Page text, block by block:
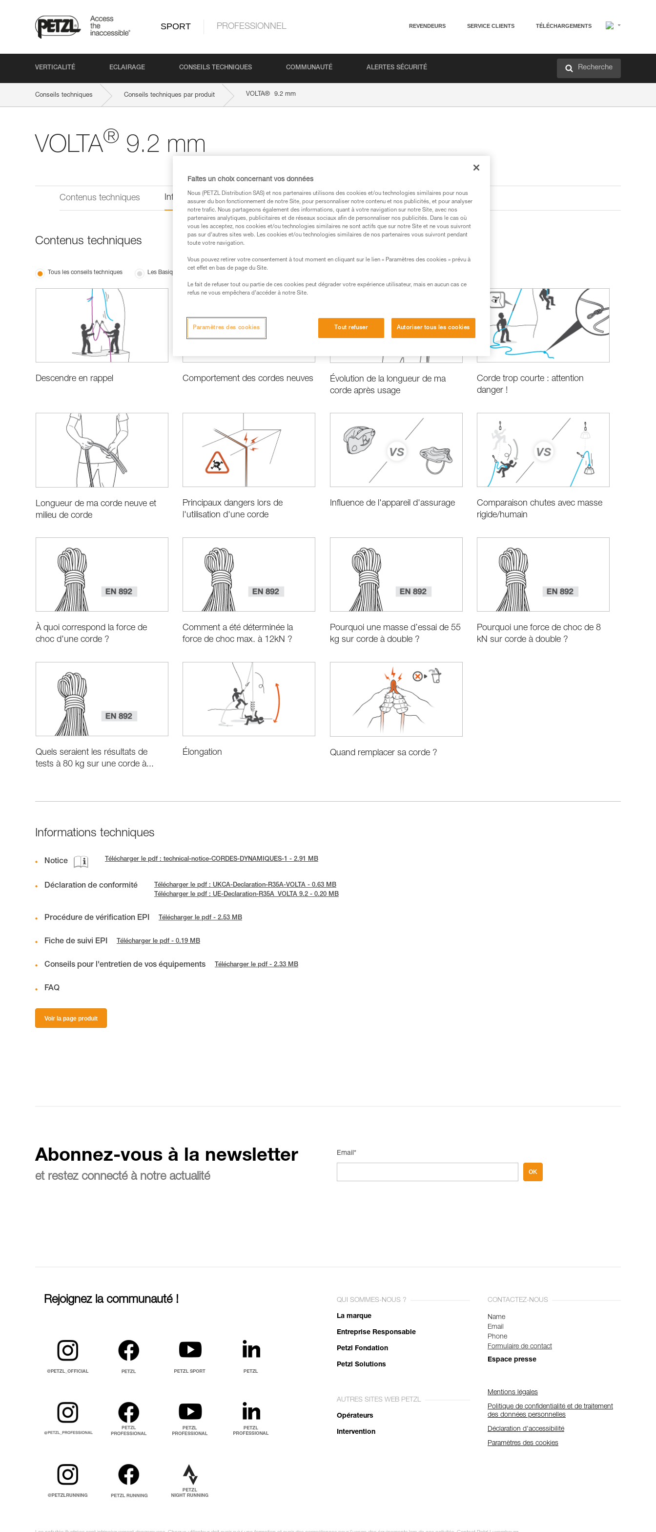
SPORT PROFESSIONNEL REVENDEURS SERVICE CLIENTS TÉLÉCHARGEMENTS
VERTICALITÉ ECLAIRAGE CONSEILS TECHNIQUES COMMUNAUTÉ ALERTES SÉCURITÉ Recherche
Conseils techniques Conseils techniques par produit VOLTA® 9.2 mm
VOLTA® 9.2 mm
Contenus techniques Informations techniques
Contenus techniques
Tous les conseils techniques Les Basiques Performance et information produits
Descendre en rappel Comportement des cordes neuves
Évolution de la longueur de ma
corde après usage
Corde trop courte : attention
danger !
Longueur de ma corde neuve et
milieu de corde
Principaux dangers lors de
l'utilisation d'une corde
Influence de l'appareil d'assurage
Comparaison chutes avec masse
rigide/humain
À quoi correspond la force de
choc d'une corde ?
Comment a été déterminée la
force de choc max. à 12kN ?
Pourquoi une masse d’essai de 55
kg sur corde à double ?
Pourquoi une force de choc de 8
kN sur corde à double ?
Quels seraient les résultats de
tests à 80 kg sur une corde à...
Élongation Quand remplacer sa corde ?
Informations techniques
Notice Télécharger le pdf : technical-notice-CORDES-DYNAMIQUES-1 - 2.91 MB
Déclaration de conformité
Télécharger le pdf : UKCA-Declaration-R35A-VOLTA - 0.63 MB
Télécharger le pdf : UE-Declaration-R35A_VOLTA 9.2 - 0.20 MB
Procédure de vérification EPI Télécharger le pdf - 2.53 MB
Fiche de suivi EPI Télécharger le pdf - 0.19 MB
Conseils pour l'entretien de vos équipements Télécharger le pdf - 2.33 MB
FAQ
Voir la page produit
Abonnez-vous à la newsletter
et restez connecté à notre actualité
Email*
OK
Rejoignez la communauté ! QUI SOMMES-NOUS ?
La marque
Entreprise Responsable
Petzl Fondation
Petzl Solutions
AUTRES SITES WEB PETZL
Opérateurs
Intervention
CONTACTEZ-NOUS
Name
Email
Phone
Formulaire de contact
Espace presse
Mentions légales
Politique de confidentialité et de traitement
des données personnelles
Déclaration d'accessibilité
Paramètres des cookies
Faites un choix concernant vos données
Nous (PETZL Distribution SAS) et nos partenaires utilisons des cookies et/ou technologies similaires pour nous
assurer du bon fonctionnement de notre Site, pour personnaliser notre contenu et nos publicités, et pour analyser
notre trafic. Nous partageons également des informations, quant à votre navigation sur notre Site, avec nos
partenaires analytiques, publicitaires et de réseaux sociaux afin de personnaliser nos publicités. Dans le cas où
vous les acceptez, nos cookies et/ou technologies similaires ne sont actifs que sur notre Site et ne vous suivront
pas sur d’autres sites web. Les cookies et/ou technologies similaires de nos partenaires vous suivront pendant
toute votre navigation.
Vous pouvez retirer votre consentement à tout moment en cliquant sur le lien « Paramètres des cookies » prévu à
cet effet en bas de page du Site.
Le fait de refuser tout ou partie de ces cookies peut dégrader votre expérience utilisateur, mais en aucun cas ce
refus ne vous empêchera d’accéder à notre Site.
Tout refuser Autoriser tous les cookies
Paramètres des cookies